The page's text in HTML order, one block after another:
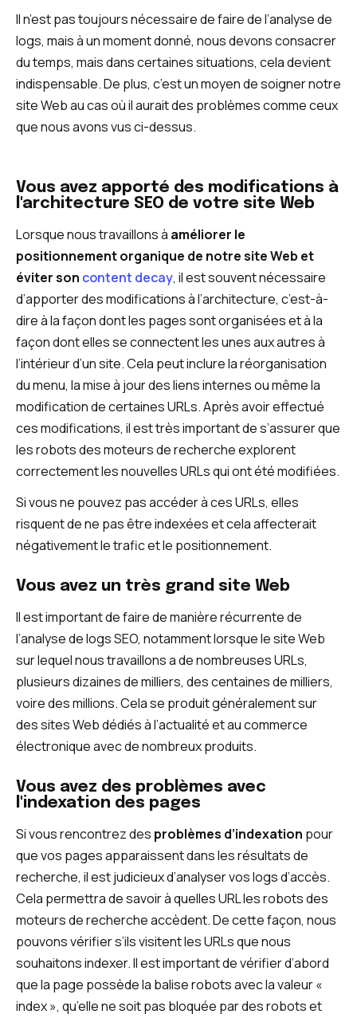
Il n’est pas toujours nécessaire de faire de l’analyse de
logs, mais à un moment donné, nous devons consacrer
du temps, mais dans certaines situations, cela devient
indispensable. De plus, c’est un moyen de soigner notre
site Web au cas où il aurait des problèmes comme ceux
que nous avons vus ci-dessus.
Vous avez apporté des modifications à
l'architecture SEO de votre site Web
Lorsque nous travaillons à améliorer le
positionnement organique de notre site Web et
éviter son content decay, il est souvent nécessaire
d’apporter des modifications à l’architecture, c’est-à-
dire à la façon dont les pages sont organisées et à la
façon dont elles se connectent les unes aux autres à
l’intérieur d’un site. Cela peut inclure la réorganisation
du menu, la mise à jour des liens internes ou même la
modification de certaines URLs. Après avoir effectué
ces modifications, il est très important de s’assurer que
les robots des moteurs de recherche explorent
correctement les nouvelles URLs qui ont été modifiées.
Si vous ne pouvez pas accéder à ces URLs, elles
risquent de ne pas être indexées et cela affecterait
négativement le trafic et le positionnement.
Vous avez un très grand site Web
Il est important de faire de manière récurrente de
l’analyse de logs SEO, notamment lorsque le site Web
sur lequel nous travaillons a de nombreuses URLs,
plusieurs dizaines de milliers, des centaines de milliers,
voire des millions. Cela se produit généralement sur
des sites Web dédiés à l’actualité et au commerce
électronique avec de nombreux produits.
Vous avez des problèmes avec
l'indexation des pages
Si vous rencontrez des problèmes d’indexation pour
que vos pages apparaissent dans les résultats de
recherche, il est judicieux d’analyser vos logs d’accès.
Cela permettra de savoir à quelles URL les robots des
moteurs de recherche accèdent. De cette façon, nous
pouvons vérifier s’ils visitent les URLs que nous
souhaitons indexer. Il est important de vérifier d’abord
que la page possède la balise robots avec la valeur «
index », qu’elle ne soit pas bloquée par des robots et